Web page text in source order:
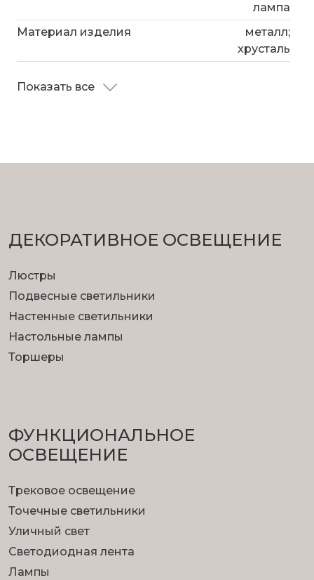
лампа
Материал изделия
металл;
хрусталь
Показать все
ДЕКОРАТИВНОЕ ОСВЕЩЕНИЕ
Люстры
Подвесные светильники
Настенные светильники
Настольные лампы
Торшеры
ФУНКЦИОНА­ЛЬНОЕ
ОСВЕЩЕНИЕ
Трековое освещение
Точечные светильники
Уличный свет
Светодиодная лента
Лампы